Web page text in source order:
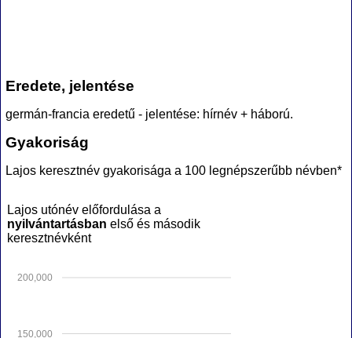
Eredete, jelentése
germán-francia eredetű - jelentése: hírnév + háború.
Gyakoriság
Lajos keresztnév gyakorisága a 100 legnépszerűbb névben*
Lajos utónév előfordulása a
nyilvántartásban első és második
keresztnévként
150,000
200,000